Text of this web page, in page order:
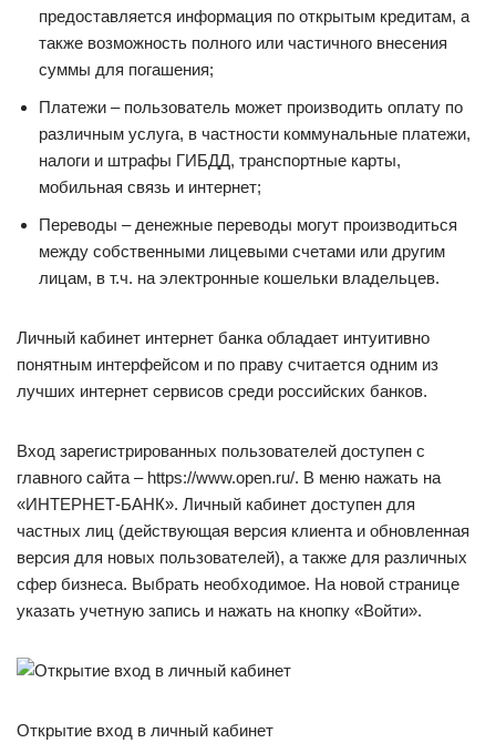
предоставляется информация по открытым кредитам, а
также возможность полного или частичного внесения
суммы для погашения;
Платежи – пользователь может производить оплату по
различным услуга, в частности коммунальные платежи,
налоги и штрафы ГИБДД, транспортные карты,
мобильная связь и интернет;
Переводы – денежные переводы могут производиться
между собственными лицевыми счетами или другим
лицам, в т.ч. на электронные кошельки владельцев.
Личный кабинет интернет банка обладает интуитивно
понятным интерфейсом и по праву считается одним из
лучших интернет сервисов среди российских банков.
Вход зарегистрированных пользователей доступен с
главного сайта – https://www.open.ru/. В меню нажать на
«ИНТЕРНЕТ-БАНК». Личный кабинет доступен для
частных лиц (действующая версия клиента и обновленная
версия для новых пользователей), а также для различных
сфер бизнеса. Выбрать необходимое. На новой странице
указать учетную запись и нажать на кнопку «Войти».
Открытие вход в личный кабинет